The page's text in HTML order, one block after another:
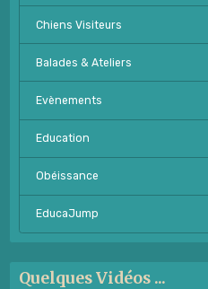
Chiens Visiteurs
Balades & Ateliers
Evènements
Education
Obéissance
EducaJump
Quelques Vidéos ...